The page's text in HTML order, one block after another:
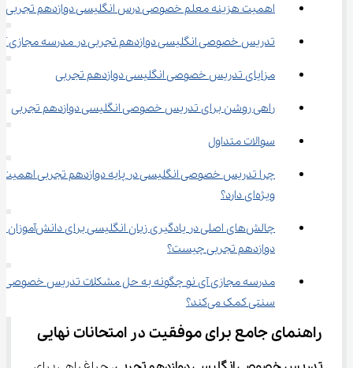
اهمیت هزینه معلم خصوصی درس انگلیسی دوازدهم تجربی
تدریس خصوصی انگلیسی دوازدهم تجربی در مدرسه مجازی آی‌
مزایای تدریس خصوصی انگلیسی دوازدهم تجربی
راهی روشن برای تدریس خصوصی انگلیسی دوازدهم تجربی
سوالات متداول
چرا تدریس خصوصی انگلیسی در پایه دوازدهم تجربی اهمیت
ویژه‌ای دارد؟
چالش‌های اصلی در یادگیری زبان انگلیسی برای دانش‌آموزان
دوازدهم تجربی چیست؟
مدرسه مجازی آی ‌نو چگونه به حل مشکلات تدریس خصوصی
سنتی کمک می‌کند؟
راهنمای جامع برای موفقیت در امتحانات نهایی